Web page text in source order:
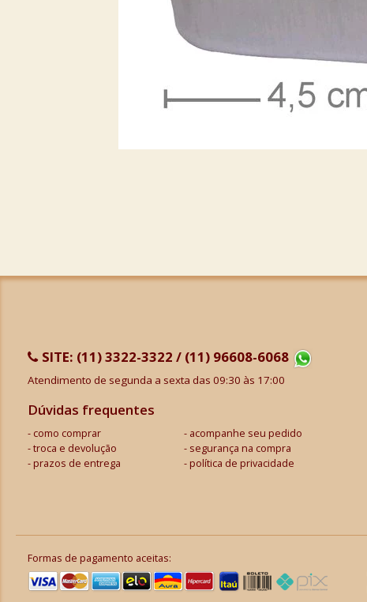
SITE: (11) 3322-3322 / (11) 96608-6068
Atendimento de segunda a sexta das 09:30 às 17:00
Dúvidas frequentes
como comprar
acompanhe seu pedido
troca e devolução
segurança na compra
prazos de entrega
política de privacidade
Formas de pagamento aceitas: